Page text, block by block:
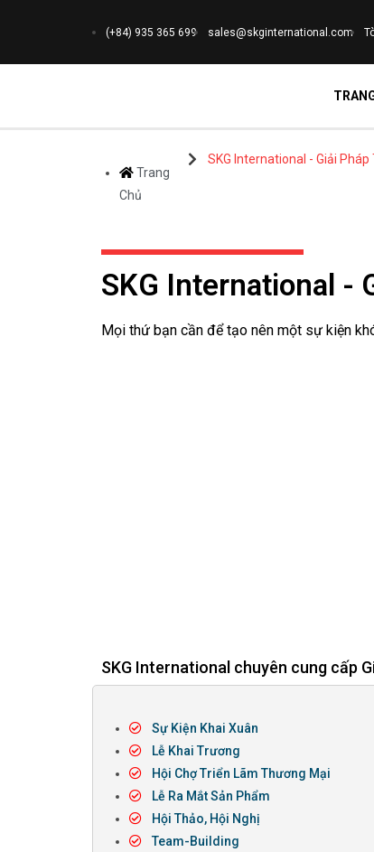
(+84) 935 365 699 sales@skginternational.com
Trang
Chủ
SKG International - Giải
SKG International -
Mọi thứ bạn cần để tạo nên một sự kiện
SKG International chuyên cung cấp
Sự Kiện Khai Xuân
Lễ Khai Trương
Hội Chợ Triển Lãm Thương Mại
Lễ Ra Mắt Sản Phẩm
Hội Thảo, Hội Nghị
Team-Building